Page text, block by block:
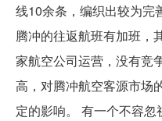
线10余条，编织出较为完
腾冲的往返航班有加班，
家航空公司运营，没有竞
高，对腾冲航空客源市场
定的影响。 有一个不容